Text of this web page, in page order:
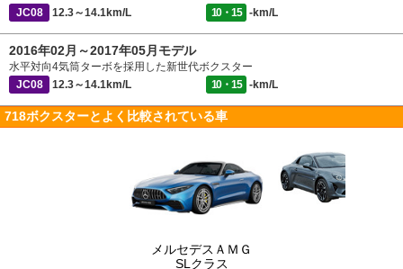
JC08 12.3～14.1km/L 10・15 -km/L
2016年02月～2017年05月モデル
水平対向4気筒ターボを採用した新世代ボクスター
JC08
12.3～14.1km/L 10・15 -km/L
718ボクスターとよく比較されている車
メルセデスＡＭＧ
SLクラス